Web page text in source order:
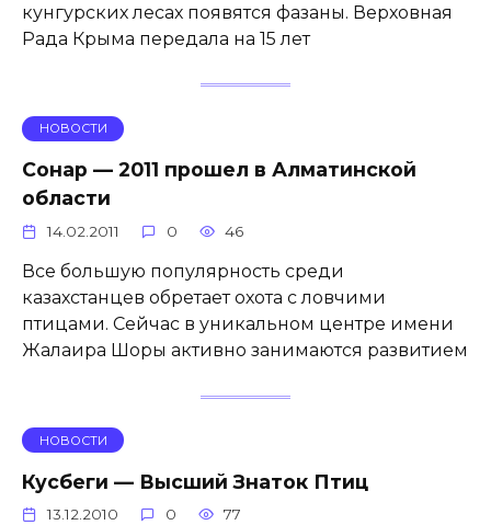
кунгурских лесах появятся фазаны. Верховная
Рада Крыма передала на 15 лет
НОВОСТИ
Сонар — 2011 прошел в Алматинской
области
14.02.2011 0 46
Все большую популярность среди
казахстанцев обретает охота с ловчими
птицами. Сейчас в уникальном центре имени
Жалаира Шоры активно занимаются развитием
НОВОСТИ
Кусбеги — Высший Знаток Птиц
13.12.2010 0 77